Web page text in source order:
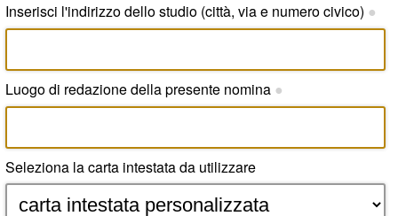
Inserisci l'indirizzo dello studio (città, via e numero civico) ●
Luogo di redazione della presente nomina ●
Seleziona la carta intestata da utilizzare